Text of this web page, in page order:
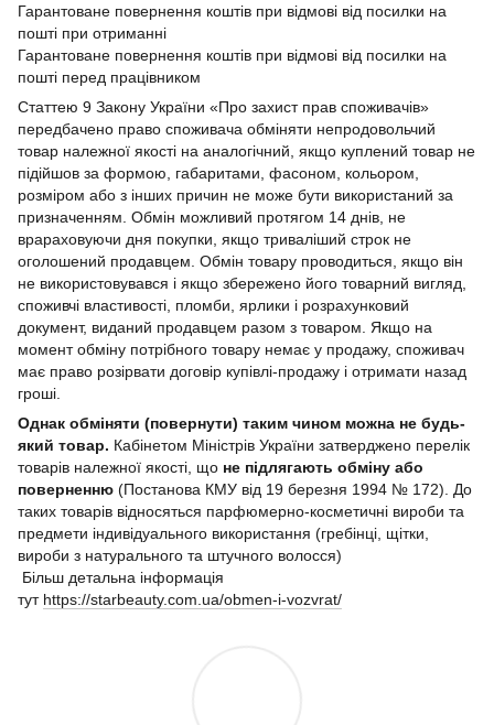
Гарантоване повернення коштів при відмові від посилки на
пошті при отриманні
Гарантоване повернення коштів при відмові від посилки на
пошті перед працівником
Статтею 9 Закону України «Про захист прав споживачів»
передбачено право споживача обміняти непродовольчий
товар належної якості на аналогічний, якщо куплений товар не
підійшов за формою, габаритами, фасоном, кольором,
розміром або з інших причин не може бути використаний за
призначенням. Обмін можливий протягом 14 днів, не
врараховуючи дня покупки, якщо триваліший строк не
оголошений продавцем. Обмін товару проводиться, якщо він
не використовувався і якщо збережено його товарний вигляд,
споживчі властивості, пломби, ярлики і розрахунковий
документ, виданий продавцем разом з товаром. Якщо на
момент обміну потрібного товару немає у продажу, споживач
має право розірвати договір купівлі-продажу і отримати назад
гроші.
Однак обміняти (повернути) таким чином можна не будь-
який товар. Кабінетом Міністрів України затверджено перелік
товарів належної якості, що не підлягають обміну або
поверненню (Постанова КМУ від 19 березня 1994 № 172). До
таких товарів відносяться парфюмерно-косметичні вироби та
предмети індивідуального використання (гребінці, щітки,
вироби з натурального та штучного волосся)
Більш детальна інформація
тут https://starbeauty.com.ua/obmen-i-vozvrat/